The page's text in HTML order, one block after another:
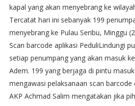
kapal yang akan menyebrang ke
Tercatat hari ini sebanyak 199
menyebrang ke Pulau Seribu, Minggu
Scan barcode aplikasi PeduliLindungi
setiap penumpang yang akan masuk
Adem. 199 yang berjaga di pintu
mengawasi pelaksanaan scan barcode
AKP Achmad Salim mengatakan jika